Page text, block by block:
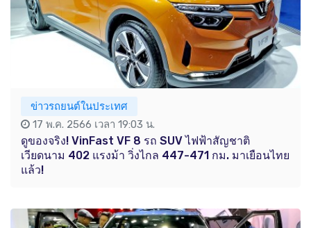
ข่าวรถยนต์ในประเทศ
17 พ.ค. 2566 เวลา 19:03 น.
ดูของจริง! VinFast VF 8 รถ SUV ไฟฟ้าสัญชาติ
เวียดนาม 402 แรงม้า วิ่งไกล 447-471 กม. มาเยือนไทย
แล้ว!